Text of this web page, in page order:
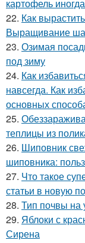
картофель
22. Как
Выращивание
23. Озимая
под зиму
24. Как
навсегда. Как
основных
25.
теплицы из
26. Шиповник
шиповника:
27. Что такое
статьи в новую
28. Тип почвы на
29. Яблоки с
Сирена